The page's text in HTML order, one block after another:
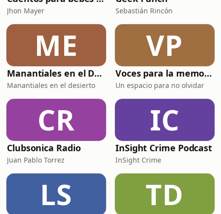
Jhon Mayer Sebastián Rincón
ME
Manantiales en el Desierto
Manantiales en el desierto
VP
Voces para la memoria
Un espacio para no olvidar
CR
Clubsonica Radio
Juan Pablo Torrez
IC
InSight Crime Podcast
InSight Crime
LS TD